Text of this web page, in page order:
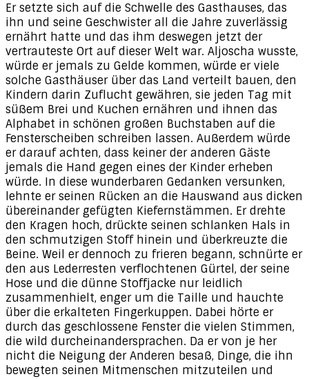
Er setzte sich auf die Schwelle des Gasthauses, das
ihn und seine Geschwister all die Jahre zuverlässig
ernährt hatte und das ihm deswegen jetzt der
vertrauteste Ort auf dieser Welt war. Aljoscha wusste,
würde er jemals zu Gelde kommen, würde er viele
solche Gasthäuser über das Land verteilt bauen, den
Kindern darin Zuflucht gewähren, sie jeden Tag mit
süßem Brei und Kuchen ernähren und ihnen das
Alphabet in schönen großen Buchstaben auf die
Fensterscheiben schreiben lassen. Außerdem würde
er darauf achten, dass keiner der anderen Gäste
jemals die Hand gegen eines der Kinder erheben
würde. In diese wunderbaren Gedanken versunken,
lehnte er seinen Rücken an die Hauswand aus dicken
übereinander gefügten Kiefernstämmen. Er drehte
den Kragen hoch, drückte seinen schlanken Hals in
den schmutzigen Stoff hinein und überkreuzte die
Beine. Weil er dennoch zu frieren begann, schnürte er
den aus Lederresten verflochtenen Gürtel, der seine
Hose und die dünne Stoffjacke nur leidlich
zusammenhielt, enger um die Taille und hauchte
über die erkalteten Fingerkuppen. Dabei hörte er
durch das geschlossene Fenster die vielen Stimmen,
die wild durcheinandersprachen. Da er von je her
nicht die Neigung der Anderen besaß, Dinge, die ihn
bewegten seinen Mitmenschen mitzuteilen und